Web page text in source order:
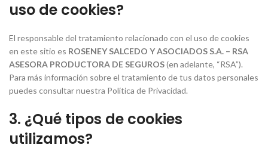
uso de cookies?
El responsable del tratamiento relacionado con el uso de cookies
en este sitio es ROSENEY SALCEDO Y ASOCIADOS S.A. – RSA
ASESORA PRODUCTORA DE SEGUROS(en adelante, “RSA”).
Para más información sobre el tratamiento de tus datos personales
puedes consultar nuestra Política de Privacidad.
3. ¿Qué tipos de cookies
utilizamos?